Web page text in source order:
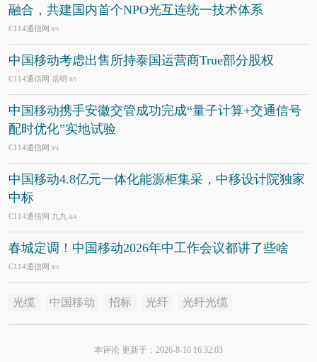
融合，共建国内首个NPO光互连统一技术体系
C114通信网 8/5
中国移动考虑出售所持泰国运营商True部分股权
C114通信网 岳明 8/5
中国移动携手安徽交管成功完成“量子计算+交通信号
配时优化”实地试验
C114通信网 8/4
中国移动4.8亿元一体化能源柜集采，中移设计院独家
中标
C114通信网 九九 8/4
春城定调！中国移动2026年中工作会议都讲了些啥
C114通信网 8/3
光缆 中国移动 招标 光纤 光纤光缆
本评论 更新于：2026-8-10 16:32:03